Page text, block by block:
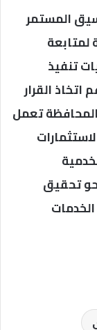
المستمر
لمتابعة
تنفيذ
اتخاذ القرار
تعمل
تحقيق